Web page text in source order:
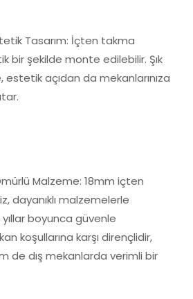
Tasarım: İçten takma
bir şekilde monte edilebilir. Şık
estetik açıdan da mekanlarınıza
Malzeme: 18mm içten
dayanıklı malzemelerle
boyunca güvenle
koşullarına karşı dirençlidir,
de dış mekanlarda verimli bir